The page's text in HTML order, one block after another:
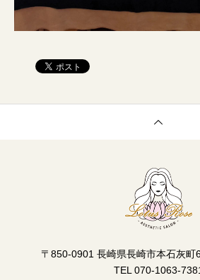
〒850-0901 長崎県長崎市本石灰町
TEL 070-1063-